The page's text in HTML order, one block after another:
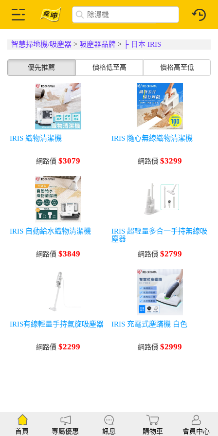
智慧掃地機/吸塵器 > 吸塵器品牌 > ├ 日本 IRIS
優先推薦 價格低至高 價格高至低
IRIS 織物清潔機
網路價 $3079
IRIS 隨心無線織物清潔機
網路價 $3299
IRIS 自動給水織物清潔機
網路價 $3849
IRIS 超輕量多合一手持無線吸
塵器
網路價 $2799
IRIS有線輕量手持氣旋吸塵器
網路價 $2299
IRIS 充電式塵蹣機 白色
網路價 $2999
首頁 專屬優惠 訊息 購物車 會員中心